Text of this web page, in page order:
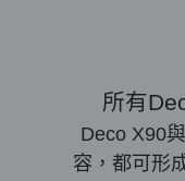
所有
Deco X90
容，都可形